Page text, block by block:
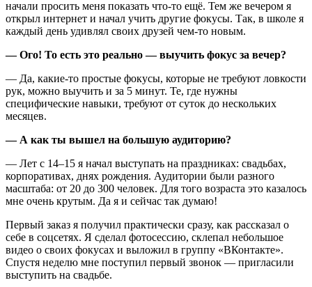
начали просить меня показать что‑то ещё. Тем же вечером я
открыл интернет и начал учить другие фокусы. Так, в школе я
каждый день удивлял своих друзей чем‑то новым.
— Ого! То есть это реально — выучить фокус за вечер?
— Да, какие‑то простые фокусы, которые не требуют ловкости
рук, можно выучить и за 5 минут. Те, где нужны
специфические навыки, требуют от суток до нескольких
месяцев.
— А как ты вышел на большую аудиторию?
— Лет с 14–15 я начал выступать на праздниках: свадьбах,
корпоративах, днях рождения. Аудитории были разного
масштаба: от 20 до 300 человек. Для того возраста это казалось
мне очень крутым. Да я и сейчас так думаю!
Первый заказ я получил практически сразу, как рассказал о
себе в соцсетях. Я сделал фотосессию, склепал небольшое
видео о своих фокусах и выложил в группу «ВКонтакте».
Спустя неделю мне поступил первый звонок — пригласили
выступить на свадьбе.